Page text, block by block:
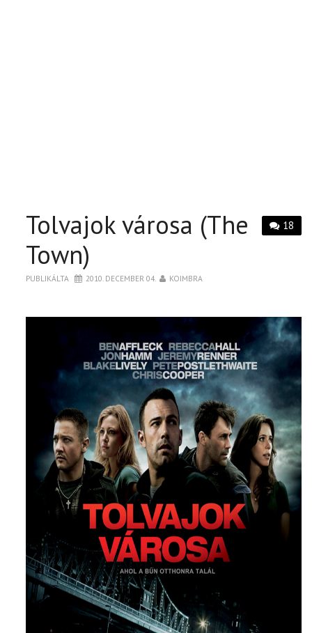
18
Tolvajok városa (The
Town)
PUBLIKÁLTA 2010. DECEMBER 04. KOIMBRA